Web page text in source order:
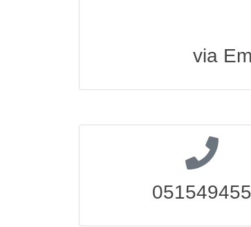
via
051549455